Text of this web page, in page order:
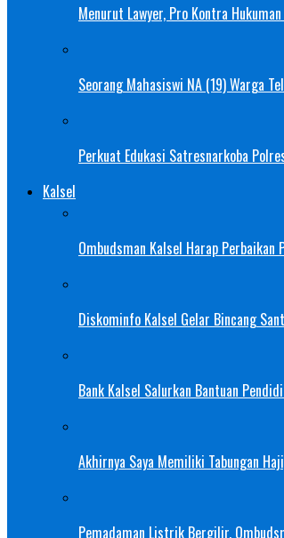
Menurut Lawyer, Pro Kontra
Seorang Mahasiswi NA (19) Warga
Perkuat Edukasi Satresnarkoba
Kalsel
Ombudsman Kalsel Harap Perbaikan
Diskominfo Kalsel Gelar Bincang
Bank Kalsel Salurkan Bantuan
Akhirnya Saya Memiliki Tabungan
Pemadaman Listrik Bergilir,